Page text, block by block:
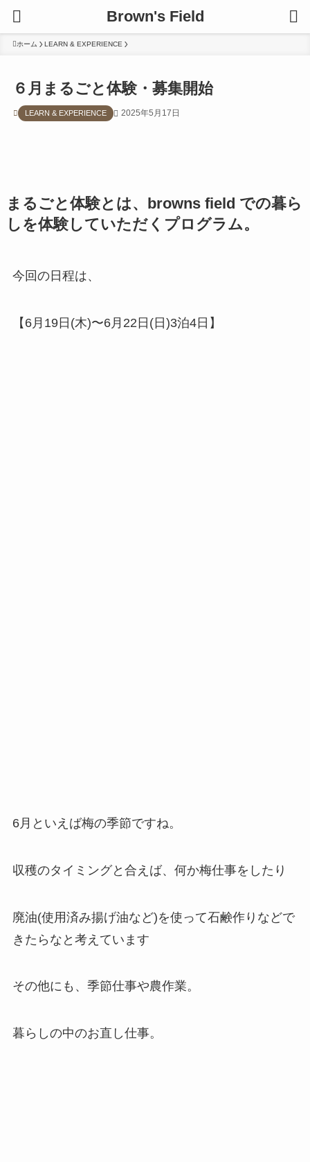
Brown's Field
ホーム LEARN & EXPERIENCE
６月まるごと体験・募集開始
LEARN & EXPERIENCE 2025年5月17日
まるごと体験とは、browns field での暮ら
しを体験していただくプログラム。
今回の日程は、
【6月19日(木)〜6月22日(日)3泊4日】
6月といえば梅の季節ですね。
収穫のタイミングと合えば、何か梅仕事をしたり
廃油(使用済み揚げ油など)を使って石鹸作りなどで
きたらなと考えています
その他にも、季節仕事や農作業。
暮らしの中のお直し仕事。